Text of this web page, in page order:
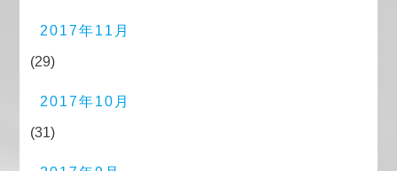
2017年11月
(29)
2017年10月
(31)